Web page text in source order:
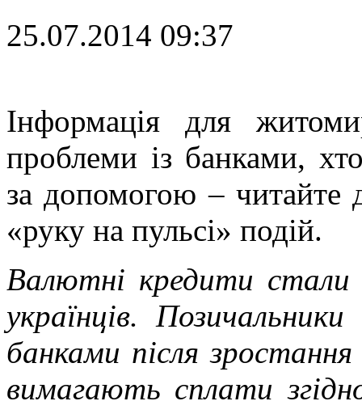
25.07.2014 09:37
Інформація для
проблеми із банками,
за допомогою – читайте
«руку на пульсі» подій.
Валютні кредити стали
українців.
банками після
вимагають сплати